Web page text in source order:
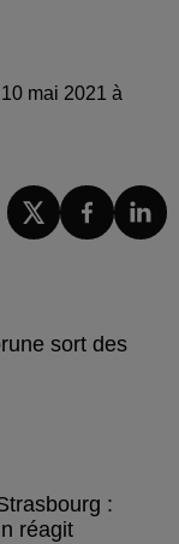
mai 2021 à
sort des
:
réagit